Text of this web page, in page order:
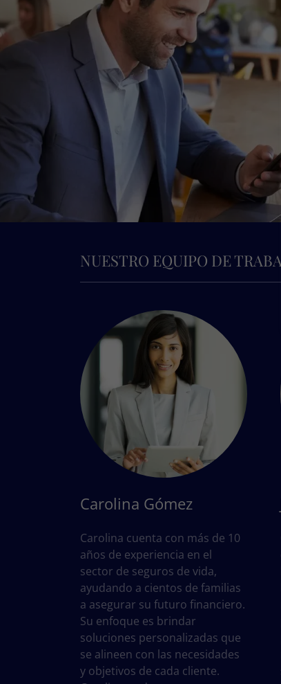
NUESTRO EQUIPO DE
Carolina Gómez
Carolina cuenta con más de 10
años de experiencia en el
sector de seguros de vida,
ayudando a cientos de familias
a asegurar su futuro financiero.
Su enfoque es brindar
soluciones personalizadas que
se alineen con las necesidades
y objetivos de cada cliente.